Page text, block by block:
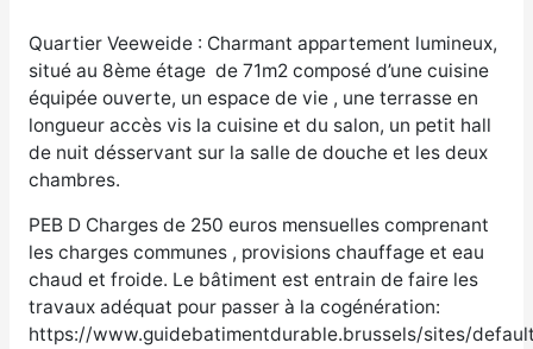
Quartier Veeweide : Charmant appartement lumineux,
situé au 8ème étage de 71m2 composé d’une cuisine
équipée ouverte, un espace de vie , une terrasse en
longueur accès vis la cuisine et du salon, un petit hall
de nuit désservant sur la salle de douche et les deux
chambres.
PEB D Charges de 250 euros mensuelles comprenant
les charges communes , provisions chauffage et eau
chaud et froide. Le bâtiment est entrain de faire les
travaux adéquat pour passer à la cogénération:
https://www.guidebatimentdurable.brussels/sites/